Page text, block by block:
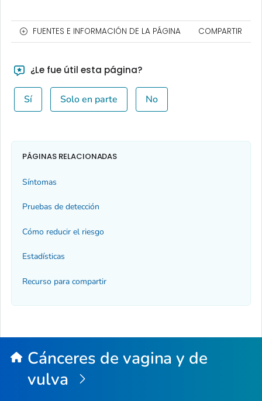
FUENTES E INFORMACIÓN DE LA PÁGINA COMPARTIR
¿Le fue útil esta página?
Sí Solo en parte No
PÁGINAS RELACIONADAS
Síntomas
Pruebas de detección
Cómo reducir el riesgo
Estadísticas
Recurso para compartir
Cánceres de vagina y de
vulva